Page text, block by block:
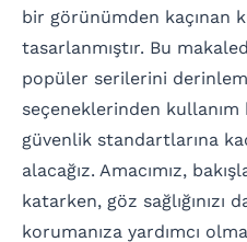
bir görünümden kaçınan
tasarlanmıştır. Bu
popüler serilerini
seçeneklerinden kullanım
güvenlik standartlarına
alacağız. Amacımız,
katarken, göz sağlığınızı
korumanıza yardımcı